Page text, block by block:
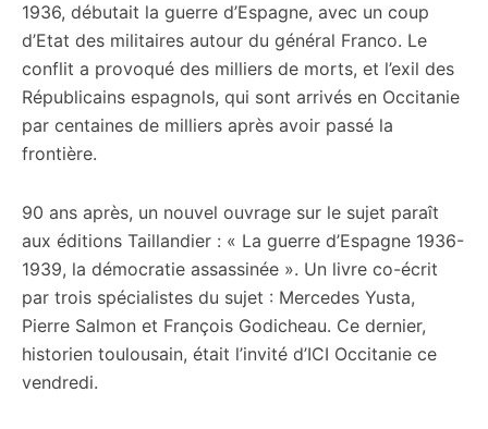
1936, débutait la guerre d’Espagne, avec un coup
d’Etat des militaires autour du général Franco. Le
conflit a provoqué des milliers de morts, et l’exil des
Républicains espagnols, qui sont arrivés en Occitanie
par centaines de milliers après avoir passé la
frontière.
90 ans après, un nouvel ouvrage sur le sujet paraît
aux éditions Taillandier : « La guerre d’Espagne 1936-
1939, la démocratie assassinée ». Un livre co-écrit
par trois spécialistes du sujet : Mercedes Yusta,
Pierre Salmon et François Godicheau. Ce dernier,
historien toulousain, était l’invité d’ICI Occitanie ce
vendredi.